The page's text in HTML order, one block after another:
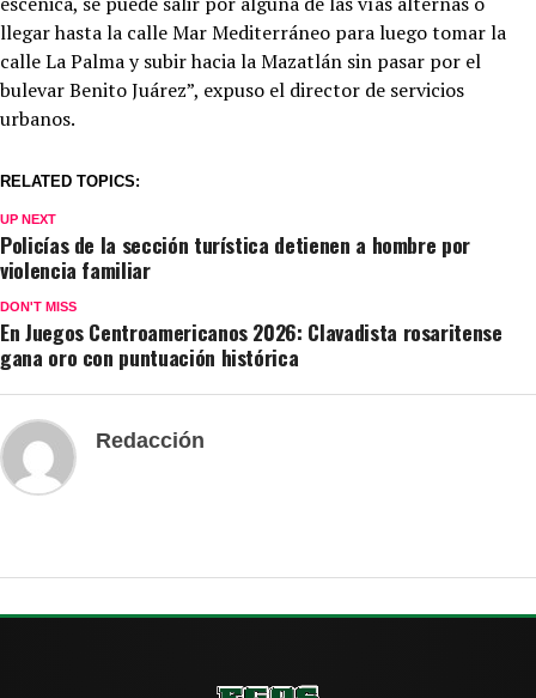
llegar hasta la calle Mar Mediterráneo para luego tomar la
calle La Palma y subir hacia la Mazatlán sin pasar por el
bulevar Benito Juárez”, expuso el director de servicios
urbanos.
RELATED TOPICS:
UP NEXT
Policías de la sección turística detienen a hombre por
violencia familiar
DON'T MISS
En Juegos Centroamericanos 2026: Clavadista rosaritense
gana oro con puntuación histórica
Redacción